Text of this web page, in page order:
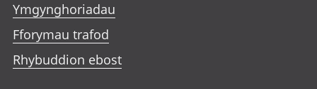
Ymgynghoriadau
Fforymau trafod
Rhybuddion ebost